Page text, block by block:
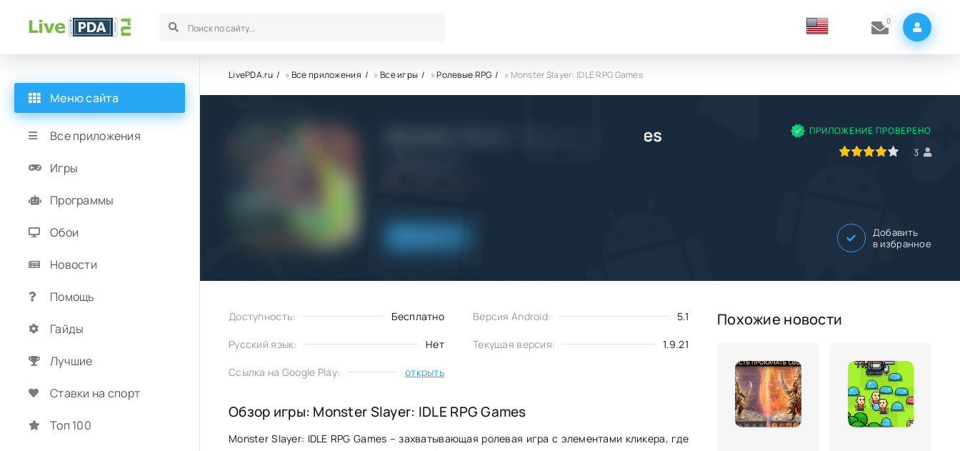
0
LivePDA.ru »Все приложения »Все игры »Ролевые RPG » Monster Slayer: IDLE RPG Games
Monster Slayer: IDLE RPG Games ПРИЛОЖЕНИЕ ПРОВЕРЕНО
3
Добавить
в избранное
Доступность: Бесплатно Версия Android: 5.1
Русский язык: Нет Текущая версия: 1.9.21
Ссылка на Google Play: открыть
Обзор игры: Monster Slayer: IDLE RPG Games
Monster Slayer: IDLE RPG Games – захватывающая ролевая игра с элементами кликера, где
Похожие новости
Меню сайта
Все приложения
Игры
Программы
Обои
Новости
Помощь
Гайды
Лучшие
Ставки на спорт
Топ 100